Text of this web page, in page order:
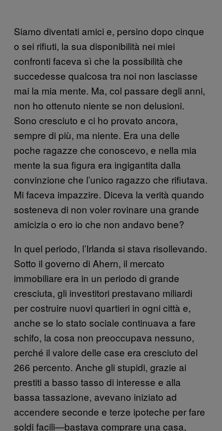
Siamo diventati amici e, persino dopo cinque
o sei rifiuti, la sua disponibilità nei miei
confronti faceva sì che la possibilità che
succedesse qualcosa tra noi non lasciasse
mai la mia mente. Ma, col passare degli anni,
non ho ottenuto niente se non delusioni.
Sono cresciuto e ci ho provato ancora,
sempre di più, ma niente. Era una delle
poche ragazze che conoscevo, e nella mia
mente la sua figura era ingigantita dalla
convinzione che l’unico ragazzo che rifiutava.
Mi faceva impazzire. Diceva la verità quando
sosteneva di non voler rovinare una grande
amicizia o ero io che non andavo bene?
In quel periodo, l’Irlanda si stava risollevando.
Sotto il governo di Ahern, il mercato
immobiliare era in un periodo di grande
cresciuta, gli investitori prestavano miliardi
per costruire nuovi quartieri in ogni città e,
anche se lo stato sociale continuava a fare
schifo, la cosa non preoccupava nessuno,
perché il valore delle case era cresciuto del
266 percento. Anche gli stupidi, grazie ai
prestiti a basso tasso di interesse e alla
bassa tassazione, avevano iniziato ad
accendere seconde e terze ipoteche per fare
soldi facili—bastava comprare una casa,